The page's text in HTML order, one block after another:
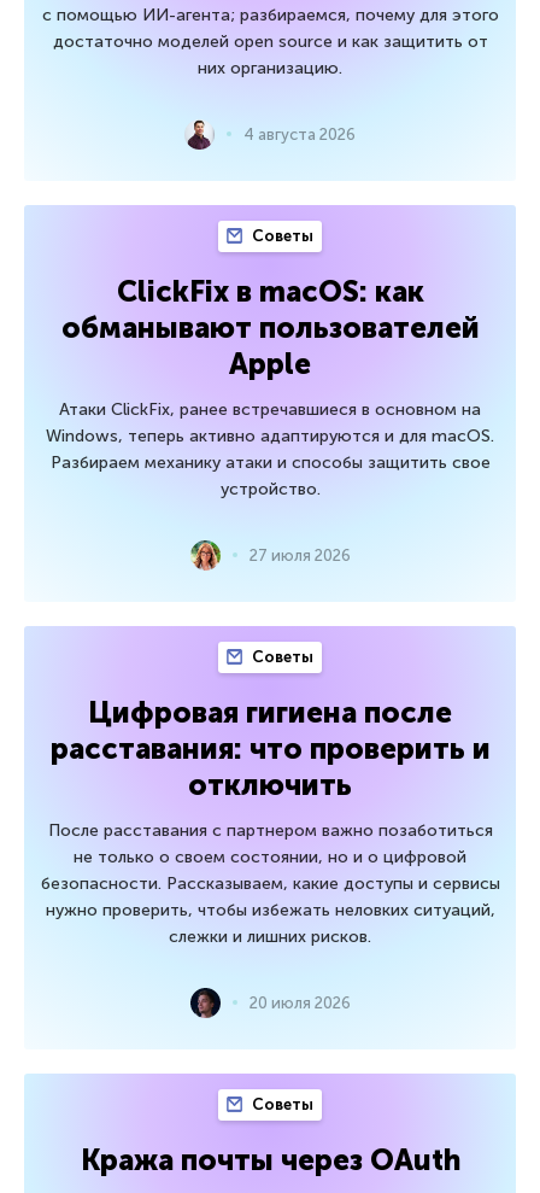
с помощью ИИ-агента; разбираемся, почему для этого
достаточно моделей open source и как защитить от
них организацию.
4 августа 2026
Советы
ClickFix в macOS: как
обманывают пользователей
Apple
Атаки ClickFix, ранее встречавшиеся в основном на
Windows, теперь активно адаптируются и для macOS.
Разбираем механику атаки и способы защитить свое
устройство.
27 июля 2026
Советы
Цифровая гигиена после
расставания: что проверить и
отключить
После расставания с партнером важно позаботиться
не только о своем состоянии, но и о цифровой
безопасности. Рассказываем, какие доступы и сервисы
нужно проверить, чтобы избежать неловких ситуаций,
слежки и лишних рисков.
20 июля 2026
Советы
Кража почты через OAuth